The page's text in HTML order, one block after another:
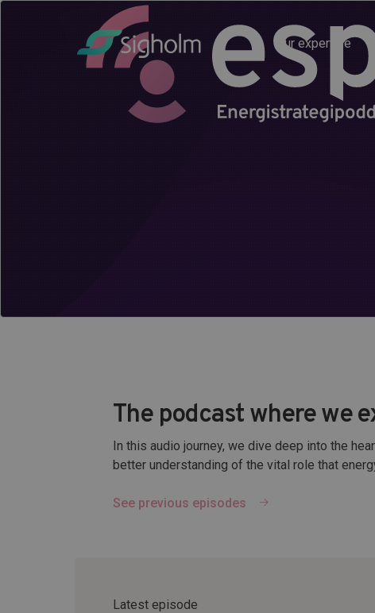
Our expertise
The podcast where we
In this audio journey, we dive deep into the
better understanding of the vital role that
See previous episodes
Latest episode